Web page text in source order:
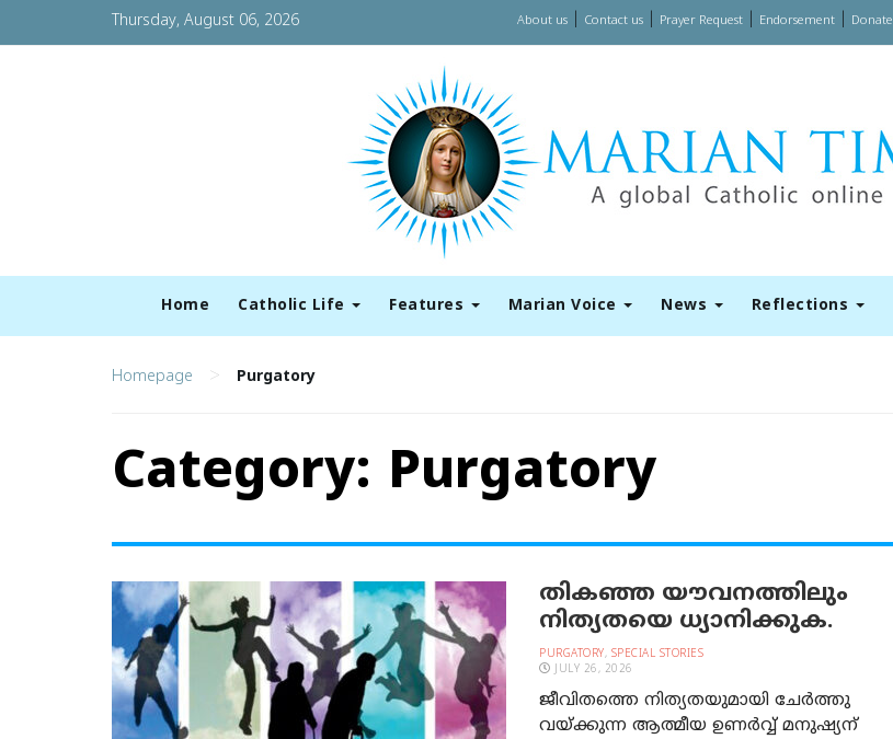
Thursday, August 06, 2026 About us| Contact us| Prayer Request| Endorsement| Donate
Home Catholic Life Features Marian Voice News Reflections
Homepage > Purgatory
Category: Purgatory
തികഞ്ഞ യൗവനത്തിലും
നിത്യതയെ ധ്യാനിക്കുക.
PURGATORY, SPECIAL STORIES
JULY 26, 2026
ജീവിതത്തെ നിത്യതയുമായി ചേർത്തു
വയ്ക്കുന്ന ആത്മീയ ഉണർവ്വ് മനുഷ്യന്